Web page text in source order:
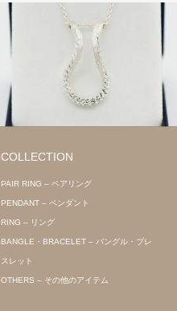
COLLECTION
PAIR RING – ペアリング
PENDANT – ペンダント
RING – リング
BANGLE・BRACELET – バングル・ブレ
スレット
OTHERS – その他のアイテム